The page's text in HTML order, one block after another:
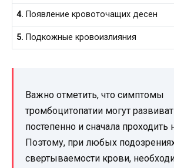
4. Появление кровоточащих десен
5. Подкожные кровоизлияния
Важно отметить, что симптомы
тромбоцитопатии могут
постепенно и сначала проходить
Поэтому, при любых
свертываемости крови,